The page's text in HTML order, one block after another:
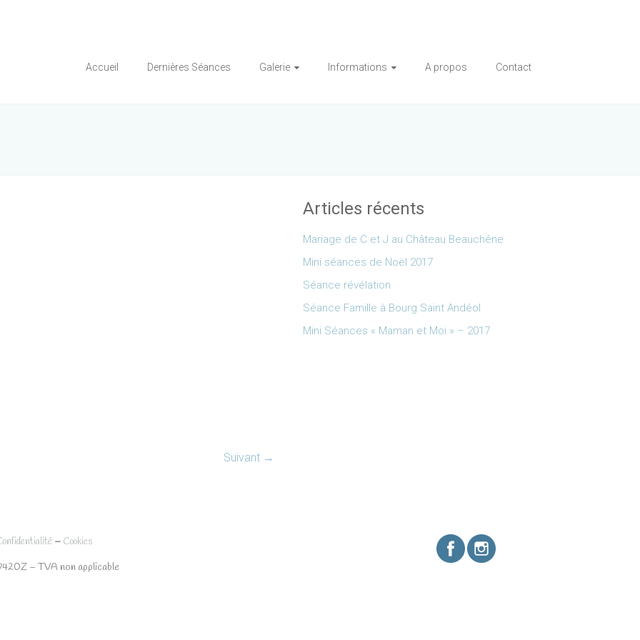
Accueil Dernières Séances Galerie Informations A propos Contact
Suivant →
Articles récents
Mariage de C et J au Château Beauchêne
Mini séances de Noël 2017
Séance révélation
Séance Famille à Bourg Saint Andéol
Mini Séances « Maman et Moi » – 2017
– Cookies
– TVA non applicable